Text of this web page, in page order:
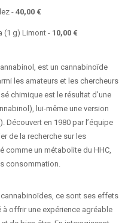
-40,00 €
(1 g) Limont - 10,00 €
est un cannabinoïde
les amateurs et les chercheurs
chimique est le résultat d’une
lui-même une version
Découvert en 1980 par l’équipe
de la recherche sur les
comme un métabolite du HHC,
consommation.
ce sont ses effets
offrir une expérience agréable